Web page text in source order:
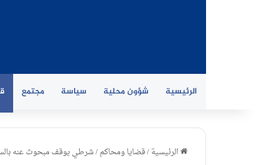
الرئيسية شؤون محلية سياسة مجتمع
الرئيسية/قضايا ومحاكم/شرطي يوقف مبحوث عنه